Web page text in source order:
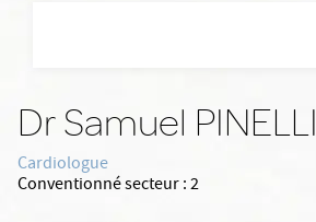
Dr Samuel PINELLI
Cardiologue
Conventionné secteur :2